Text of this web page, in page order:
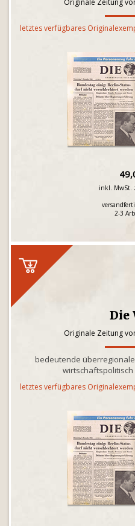
Originale Zeitung
letztes verfügbares
inkl. MwSt.
2-3
Die
Originale Zeitung
bedeutende
letztes verfügbares